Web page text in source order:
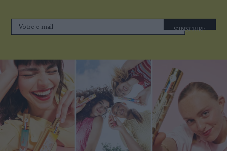
S'INSCRIRE